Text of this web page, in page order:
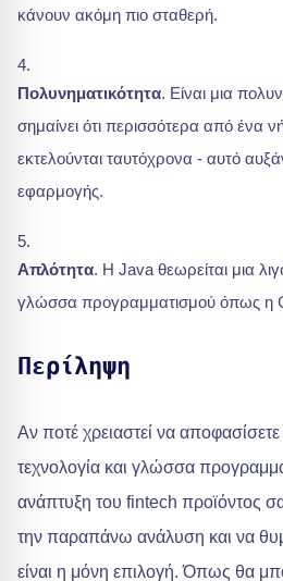
κάνουν ακόμη πιο σταθερή.
Πολυνηματικότητα. Είναι μια
σημαίνει ότι περισσότερα από ένα
εκτελούνται ταυτόχρονα - αυτό
εφαρμογής.
Απλότητα. Η Java θεωρείται μια
γλώσσα προγραμματισμού όπως η
Περίληψη
Αν ποτέ χρειαστεί να
τεχνολογία και γλώσσα
ανάπτυξη του fintech προϊόντος
την παραπάνω ανάλυση και να
είναι η μόνη επιλογή. Όπως θα